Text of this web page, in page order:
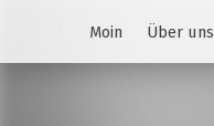
Moin
Über uns